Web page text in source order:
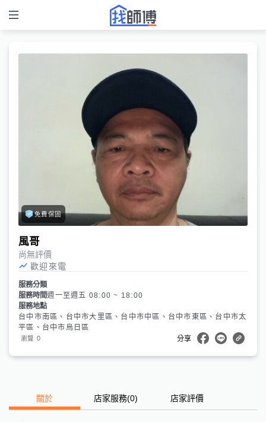
免費保固
風哥
尚無評價
歡迎來電
服務分類
服務時間週一至週五 08:00 ~ 18:00
服務地點
台中市南區、台中市大里區、台中市中區、台中市東區、台中市太
平區、台中市烏日區
瀏覽 0 分享
關於 店家服務(0) 店家評價